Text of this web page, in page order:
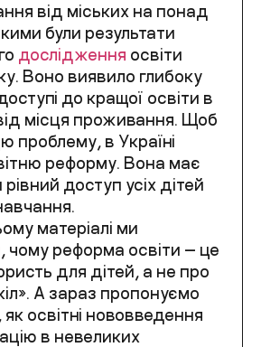
від міських на понад
були результати
дослідження освіти
Воно виявило глибоку
до кращої освіти в
місця проживання. Щоб
проблему, в Україні
реформу. Вона має
доступ усіх дітей
матеріалі ми
, чому реформа освіти — це
для дітей, а не про
А зараз пропонуємо
освітні нововведення
в невеликих